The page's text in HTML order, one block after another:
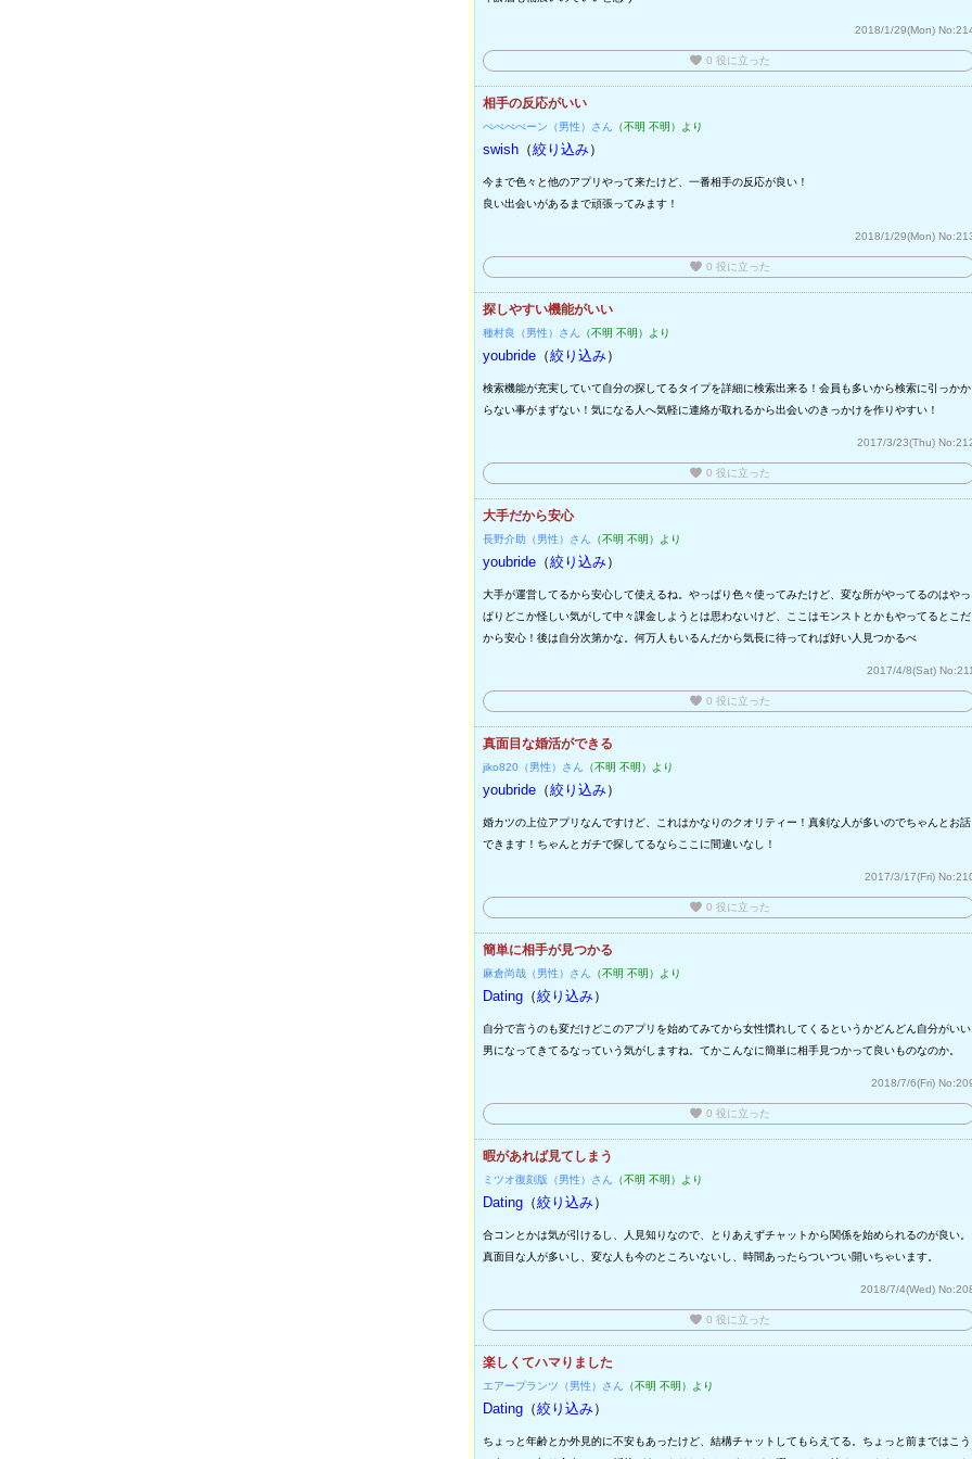
2018/1/29(Mon)
favorite 0 役に立った
相手の反応がいい
ぺぺぺぺーン（男性）さん （不明 不明）より
swish （絞り込み）
今まで色々と他のアプリやって来たけど、一番相手の反応が良い！
良い出会いがあるまで頑張ってみます！
2018/1/29(Mon)
favorite 0 役に立った
探しやすい機能がいい
種村良（男性）さん （不明 不明）より
youbride （絞り込み）
検索機能が充実していて自分の探してるタイプを詳細に検索出来る！会員も多いから検索に引っかか
らない事がまずない！気になる人へ気軽に連絡が取れるから出会いのきっかけを作りやすい！
2017/3/23(Thu)
favorite 0 役に立った
大手だから安心
長野介助（男性）さん （不明 不明）より
youbride （絞り込み）
大手が運営してるから安心して使えるね。やっぱり色々使ってみたけど、変な所がやってるのはやっ
ぱりどこか怪しい気がして中々課金しようとは思わないけど、ここはモンストとかもやってるとこだ
から安心！後は自分次第かな。何万人もいるんだから気長に待ってれば好い人見つかるべ
2017/4/8(Sat)
favorite 0 役に立った
真面目な婚活ができる
jiko820（男性）さん （不明 不明）より
youbride （絞り込み）
婚カツの上位アプリなんですけど、これはかなりのクオリティー！真剣な人が多いのでちゃんとお話
できます！ちゃんとガチで探してるならここに間違いなし！
2017/3/17(Fri)
favorite 0 役に立った
簡単に相手が見つかる
麻倉尚哉（男性）さん （不明 不明）より
Dating （絞り込み）
自分で言うのも変だけどこのアプリを始めてみてから女性慣れしてくるというかどんどん自分がいい
男になってきてるなっていう気がしますね。てかこんなに簡単に相手見つかって良いものなのか。
2018/7/6(Fri)
favorite 0 役に立った
暇があれば見てしまう
ミツオ復刻版（男性）さん （不明 不明）より
Dating （絞り込み）
合コンとかは気が引けるし、人見知りなので、とりあえずチャットから関係を始められるのが良い。
真面目な人が多いし、変な人も今のところいないし、時間あったらついつい開いちゃいます。
2018/7/4(Wed)
favorite 0 役に立った
楽しくてハマりました
エアープランツ（男性）さん （不明 不明）より
Dating （絞り込み）
ちょっと年齢とか外見的に不安もあったけど、結構チャットしてもらえてる。ちょっと前まではこう